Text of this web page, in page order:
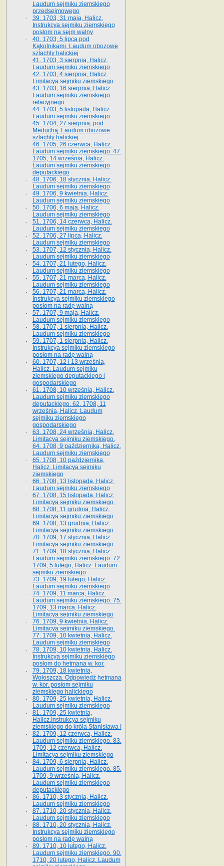
Laudum sejmiku ziemskiego
przedsejmowego
39. 1703, 31 maja, Halicz.
Instrukcya sejmiku ziemskiego
posłom na sejm walny
40. 1703, 5 lipca pod
Kąkolnikami. Laudum obozowe
szlachty halickiej
41­. 1703, 3 sierpnia, Halicz.
Laudum sejmiku ziemskiego
42. 1703, 4 sierpnia, Halicz.
Limitacya sejmiku ziemskiego.
43. 1703, 16 sierpnia, Halicz.
Laudum sejmiku ziemskiego
relacyjnego
44. 1703, 5 listopada, Halicz.
Laudum sejmiku ziemskiego
45. 1704, 27 sierpnia, pod
Meduchą. Laudum obozowe
szlachty halickiej
46. 1705, 26 czerwca, Halicz.
Laudum sejmiku ziemskiego. 47.
1705, 14 września, Halicz.
Laudum sejmiku ziemskiego
deputackiego
48. 1706, 18 stycznia, Halicz.
Laudum sejmiku ziemskiego
49. 1706, 9 kwietnia, Halicz.
Laudum sejmiku ziemskiego
50. 1706, 6 maja, Halicz.
Laudum sejmiku ziemskiego
51. 1706, 14 czerwca, Halicz.
Laudum sejmiku ziemskiego
52. 1706, 27 lipca, Halicz.
Laudum sejmiku ziemskiego
53. 1707, 12 stycznia, Halicz.
Laudum sejmiku ziemskiego
54. 1707, 21 lutego, Halicz.
Laudum sejmiku ziemskiego
55. 1707, 21 marca, Halicz.
Laudum sejmiku ziemskiego
56. 1707, 21 marca, Halicz.
Instrukcya sejmiku ziemskiego
posłom na radę walną
57. 1707, 9 maja, Halicz.
Laudum sejmiku ziemskiego
58. 1707, 1 sierpnia, Halicz.
Laudum sejmiku ziemskiego
59. 1707, 1 sierpnia, Halicz.
Instrukcya sejmiku ziemskiego
posłom na radę walną
60. 1707, 12 i 13 września,
Halicz. Laudum sejmiku
ziemskiego deputackiego i
gospodarskiego
61. 1708, 10 września, Halicz.
Laudum sejmiku ziemskiego
deputackiego. 62. 1708, 11
września, Halicz. Laudum
sejmiku ziemskiego
gospodarskiego
63. 1708, 24 września, Halicz.
Limitacya sejmiku ziemskiego.
64. 1708, 9 października, Halicz.
Laudum sejmiku ziemskiego
65­. 1708, 10 października,
Halicz. Limitacya sejmiku
ziemskiego
66. 1708, 13 listopada, Halicz.
Laudum sejmiku ziemskiego
67. 1708, 15 listopada, Halicz.
Limitacya sejmiku ziemskiego.
68. 1708, 11 grudnia, Halicz.
Limitacya sejmiku ziemskiego
69. 1708, 13 grudnia, Halicz.
Limitacya sejmiku ziemskiego.
70. 1709, 17 stycznia, Halicz.
Limitacya sejmiku ziemskiego
71. 1709, 18 stycznia, Halicz.
Laudum sejmiku ziemskiego. 72.
1709, 5 lutego, Halicz. Laudum
sejmiku ziemskiego
73. 1709, 19 lutego, Halicz.
Laudum sejmiku ziemskiego
74. 1709, 11 marca, Halicz.
Laudum sejmiku ziemskiego. 75.
1709, 13 marca, Halicz.
Limitacya sejmiku ziemskiego
76. 1709, 9 kwietnia, Halicz.
Limitacya sejmiku ziemskiego.
77. 1709, 10 kwietnia, Halicz.
Laudum sejmiku ziemskiego
78. 1709, 10 kwietnia, Halicz.
Instrukcya sejmiku ziemskiego
posłom do hetmana w. kor.
79. 1709, 18 kwietnia,
Wołoszcza. Odpowiedź hetmana
w. kor. posłom sejmiku
ziemskiego halickiego
80. 1709, 25 kwietnia, Halicz.
Laudum sejmiku ziemskiego
81. 1709, 25 kwietnia,
Halicz.Instrukcya sejmiku
ziemskiego do króla Stanisława I
82. 1709, 12 czerwca, Halicz.
Laudum sejmiku ziemskiego. 83.
1709, 12 czerwca, Halicz.
Limitacya sejmiku ziemskiego
84. 1709, 6 sierpnia, Halicz.
Laudum sejmiku ziemskiego. 85.
1709, 9 września, Halicz.
Laudum sejmiku ziemskiego
deputackiego
86. 1710, 3 stycznia, Halicz.
Laudum sejmiku ziemskiego
87. 1710, 20 stycznia, Halicz.
Laudum sejmiku ziemskiego
88. 1710, 20 stycznia, Halicz.
Instrukcya sejmiku ziemskiego
posłom na radę walną
89. 1710, 10 lutego, Halicz.
Laudum sejmiku ziemskiego. 90.
1710, 20 lutego, Halicz. Laudum